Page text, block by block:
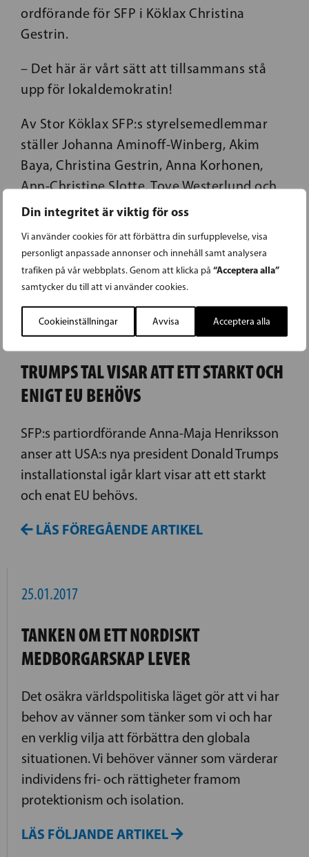
Din integritet är viktig för oss
Vi använder cookies för att förbättra din surfupplevelse, visa
personligt anpassade annonser och innehåll samt analysera
trafiken på vår webbplats. Genom att klicka på “Acceptera alla”
samtycker du till att vi använder cookies.
Cookieinställningar Avvisa Acceptera alla
ordförande för SFP i Köklax Christina
Gestrin.
– Det här är vårt sätt att tillsammans stå
upp för lokaldemokratin!
Av Stor Köklax SFP:s styrelsemedlemmar
ställer Johanna Aminoff-Winberg, Akim
Baya, Christina Gestrin, Anna Korhonen,
Ann-Christine Slotte, Tove Westerlund och
Stefan Wärnå upp i kommunalvalet.
21.01.2017
TRUMPS TAL VISAR ATT ETT STARKT OCH
ENIGT EU BEHÖVS
SFP:s partiordförande Anna-Maja Henriksson
anser att USA:s nya president Donald Trumps
installationstal igår klart visar att ett starkt
och enat EU behövs.
LÄS FÖREGÅENDE ARTIKEL
25.01.2017
TANKEN OM ETT NORDISKT
MEDBORGARSKAP LEVER
Det osäkra världspolitiska läget gör att vi har
behov av vänner som tänker som vi och har
en verklig vilja att förbättra den globala
situationen. Vi behöver vänner som värderar
individens fri- och rättigheter framom
protektionism och isolation.
LÄS FÖLJANDE ARTIKEL